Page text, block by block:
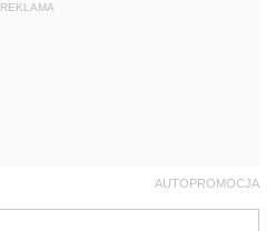
REKLAMA
AUTOPROMOCJA